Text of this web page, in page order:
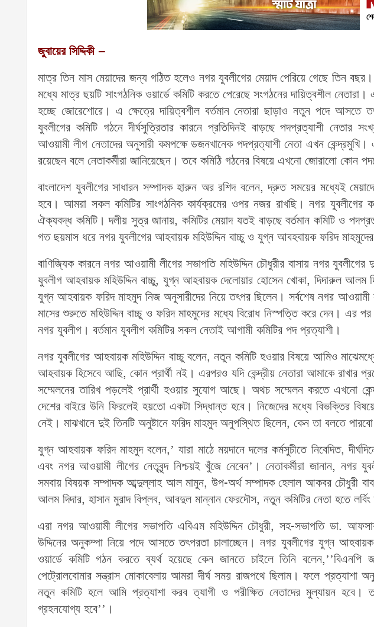
জুবায়ের সিদ্দিকী –
মাত্র তিন মাস মেয়াদের জন্য গঠিত হলেও নগর যুবলীগের মেয়াদ পেরিয়ে গেছে তিন
মধ্যে মাত্র ছয়টি সাংগঠনিক ওয়ার্ডে কমিটি করতে পেরেছে সংগঠনের দায়িত্বশীল
হচ্ছে জোরেশোরে। এ ক্ষেত্রে দায়িত্বশীল বর্তমান নেতারা ছাড়াও নতুন পদে
যুবলীগের কমিটি গঠনে দীর্ঘসুত্রিতার কারনে প্রতিদিনই বাড়ছে পদপ্রত্যাশী নেতার
আওয়ামী লীগ নেতাদের অনুসারী কমপক্ষে ডজনখানেক পদপ্রত্যাশী নেতা এখন
রয়েছেন বলে নেতাকর্মীরা জানিয়েছেন। তবে কমিঠি গঠনের বিষয়ে এখনো জোরালো কোন
বাংলাদেশ যুবলীগের সাধারন সম্পাদক হারুন অর রশিদ বলেন, দ্রুত সময়ের মধ্যেই
হবে। আমরা সকল কমিটির সাংগঠনিক কার্যক্রমের ওপর নজর রাখছি। নগর যুবলীগের
ঐক্যবদ্ধ কমিটি। দলীয় সুত্র জানায়, কমিটির মেয়াদ যতই বাড়ছে বর্তমান কমিটি ও
গত ছয়মাস ধরে নগর যুবলীগের আহবায়ক মহিউদ্দিন বাচ্চু ও যুগ্ন আবহবায়ক ফরিদ মাহমুদের
বাণিজ্যিক কারনে নগর আওয়ামী লীগের সভাপতি মহিউদ্দিন চৌধুরীর বাসায় নগর
যুবলীগ আহবায়ক মহিউদ্দিন বাচ্চু, যুগ্ন আহবায়ক দেলোয়ার হোসেন খোকা, দিদারুল
যুগ্ন আহবায়ক ফরিদ মাহমুদ নিজ অনুসারীদের নিয়ে তৎপর ছিলেন। সর্বশেষ নগর
মাসের শুরুতে মহিউদ্দিন বাচ্চু ও ফরিদ মাহমুদের মধ্যে বিরোধ নিস্পত্তি করে দেন। এর
নগর যুবলীগ। বর্তমান যুবলীগ কমিটির সকল নেতাই আগামী কমিটির পদ প্রত্যাশী।
নগর যুবলীগের আহবায়ক মহিউদ্দিন বাচ্চু বলেন, নতুন কমিটি হওয়ার বিষয়ে আমিও
আহবায়ক হিসেবে আছি, কোন প্রার্থী নই। এরপরও যদি কেন্দ্রীয় নেতারা আমাকে রাখার
সম্মেলনের তারিখ পড়লেই প্রার্থী হওয়ার সুযোগ আছে। অথচ সম্মেলন করতে এখনো
দেশের বাইরে উনি ফিরলেই হয়তো একটা সিদ্ধান্ত হবে। নিজেদের মধ্যে বিভক্তির
নেই। মাঝখানে দুই তিনটি অনুষ্টানে ফরিদ মাহমুদ অনুপস্থিত ছিলেন, কেন তা বলতে
যুগ্ন আহবায়ক ফরিদ মাহমুদ বলেন,’ যারা মাঠে ময়দানে দলের কর্মসুচীতে নিবেদিত,
এবং নগর আওয়ামী লীগের নেতৃবৃন্দ নিশ্চয়ই খুঁজে নেবেন’। নেতাকর্মীরা জানান, নগর
সমবায় বিষয়ক সম্পাদক আব্দুল্লাহ আল মামুন, উপ-অর্থ সম্পাদক হেলাল আকবর চৌধুরী
আলম দিদার, হাসান মুরাদ বিপ্লব, আবদুল মান্নান ফেরদৌস, নতুন কমিটির নেতা হতে লর্বিং
এরা নগর আওয়ামী লীগের সভাপতি এবিএম মহিউদ্দিন চৌধুরী, সহ-সভাপতি ডা.
উদ্দিনের অনুকম্পা নিয়ে পদে আসতে তৎপরতা চালাচ্ছেন। নগর যুবলীগের যুগ্ন
ওয়ার্ডে কমিটি গঠন করতে ব্যর্থ হয়েছে কেন জানতে চাইলে তিনি
পেট্রোলবোমার সন্ত্রাস মোকাবেলায় আমরা দীর্ঘ সময় রাজপথে ছিলাম। ফলে প্রত্যাশা
নতুন কমিটি হলে আমি প্রত্যাশা করব ত্যাগী ও পরীক্ষিত নেতাদের মুল্যায়ন হবে।
গ্রহনযোগ্য হবে’’।